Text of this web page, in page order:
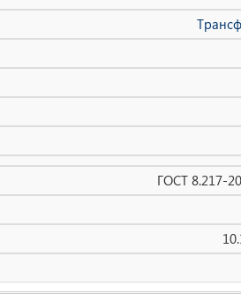
ГОСТ 8.217-